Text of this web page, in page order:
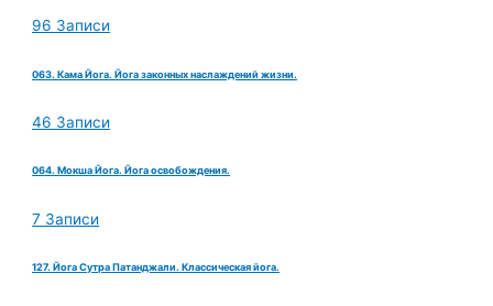
96 Записи
063. Кама Йога. Йога законных наслаждений жизни.
46 Записи
064. Мокша Йога. Йога освобождения.
7 Записи
127. Йога Сутра Патанджали. Классическая йога.